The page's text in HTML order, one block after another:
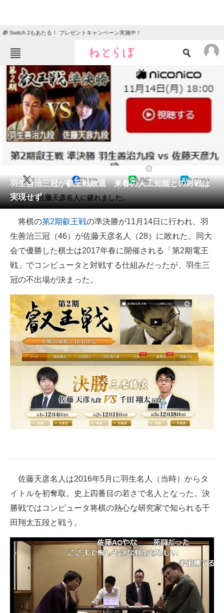
🎁 Switch 2もあたる！ プレゼントキャンペーン実施中！
ねとらぼメニュー
TOP ニュース
エンタメ クイズ
グルメ
住まい
動物 リサーチ
会員記事
メディア
注目記事を集めた総合ページ
ITの今と未来を見通す
スマホと通信の最新トレンド
好きが集まる 比べて選べる
ビジネスと働き方のヒント
AI活用のいまが分かる
企業ITのトレンドを詳説
経営リーダーのコミュニティ
マーケ×ITの今がよく分かる
IT製品の技術・比較・事例
製造業のIT導入・活用を支援
モノづくり技術者専門サイト
エレクトロニクス専門サイト
電子設計の基本と応用
エネルギーの専門メディア
羽生善治三冠が叡王戦敗退 来春の人工知能との対戦は
実現せず
X Share LINE hatena
準決勝で佐藤天彦名人に破れました。
将棋の第2期叡王戦の準決勝が11月14日に行われ、羽
生善治三冠（46）が佐藤天彦名人（28）に敗れた。同大
会で優勝した棋士は2017年春に開催される「第2期電王
戦」でコンピュータと対戦する仕組みだったが、羽生三
冠の不出場が決まった。
佐藤天彦名人は2016年5月に羽生名人（当時）からタ
イトルを初奪取。史上四番目の若さで名人となった。決
勝戦ではコンピュータ将棋の熱心な研究家で知られる千
田翔太五段と戦う。